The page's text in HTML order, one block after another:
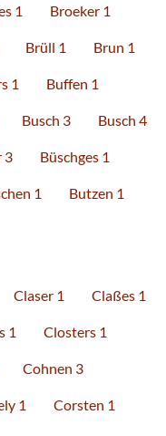
1 Broeker 1
Brüll 1 Brun 1
1 Buffen 1
Busch 3 Busch 4
3 Büschges 1
1 Butzen 1
Claser 1 Claßes 1
1 Closters 1
Cohnen 3
1 Corsten 1